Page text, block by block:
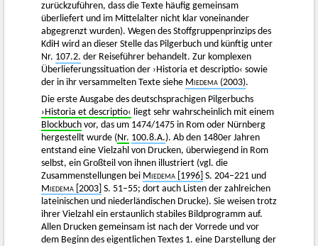
zurückzuführen, dass die Texte häufig gemeinsam
überliefert und im Mittelalter nicht klar voneinander
abgegrenzt wurden). Wegen des Stoffgruppenprinzips des
KdiH wird an dieser Stelle das Pilgerbuch und künftig unter
Nr. 107.2. der Reiseführer behandelt. Zur komplexen
Überlieferungssituation der ›Historia et descriptio‹ sowie
der in ihr versammelten Texte siehe Miedema (2003).
Die erste Ausgabe des deutschsprachigen Pilgerbuchs
›Historia et descriptio‹ liegt sehr wahrscheinlich mit einem
Blockbuch vor, das um 1474/1475 in Rom oder Nürnberg
hergestellt wurde ( Nr. 100.8.A.). Ab den 1480er Jahren
entstand eine Vielzahl von Drucken, überwiegend in Rom
selbst, ein Großteil von ihnen illustriert (vgl. die
Zusammenstellungen bei Miedema [1996] S. 204–221 und
Miedema [2003] S. 51–55; dort auch Listen der zahlreichen
lateinischen und niederländischen Drucke). Sie weisen trotz
ihrer Vielzahl ein erstaunlich stabiles Bildprogramm auf.
Allen Drucken gemeinsam ist nach der Vorrede und vor
dem Beginn des eigentlichen Textes 1. eine Darstellung der